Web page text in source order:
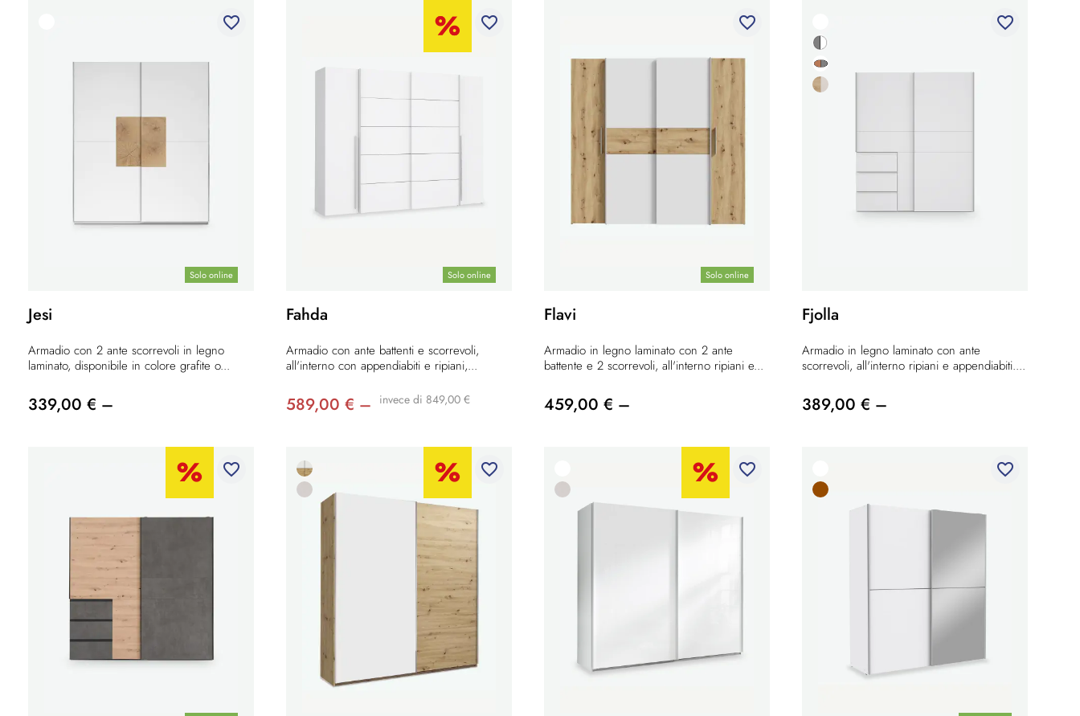
Solo online
favorite_border
Jesi
Armadio con 2 ante scorrevoli in legno
laminato, disponibile in colore grafite o...
339,00 € –
Solo online
favorite_border
Fahda
Armadio con ante battenti e scorrevoli,
all'interno con appendiabiti e ripiani,...
589,00 € – invece di 849,00 €
Solo online
favorite_border
Flavi
Armadio in legno laminato con 2 ante
battente e 2 scorrevoli, all'interno ripiani e...
459,00 € –
favorite_border
Fjolla
Armadio in legno laminato con ante
scorrevoli, all'interno ripiani e appendiabiti....
389,00 € –
favorite_border favorite_border favorite_border favorite_border